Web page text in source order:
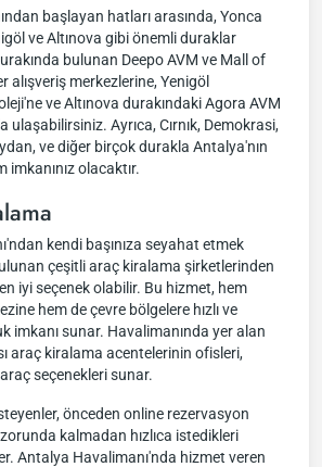
başlayan hatları arasında, Yonca
ve Altınova gibi önemli duraklar
bulunan Deepo AVM ve Mall of
alışveriş merkezlerine, Yenigöl
ve Altınova durakındaki Agora AVM
ulaşabilirsiniz. Ayrıca, Cırnık, Demokrasi,
ve diğer birçok durakla Antalya'nın
imkanınız olacaktır.
kendi başınıza seyahat etmek
çeşitli araç kiralama şirketlerinden
iyi seçenek olabilir. Bu hizmet, hem
hem de çevre bölgelere hızlı ve
imkanı sunar. Havalimanında yer alan
araç kiralama acentelerinin ofisleri,
seçenekleri sunar.
önceden online rezervasyon
kalmadan hızlıca istedikleri
Antalya Havalimanı'nda hizmet veren